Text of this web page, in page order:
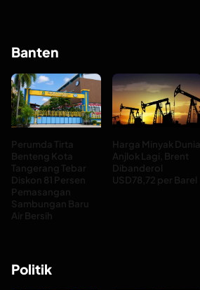
Banten
Perumda Tirta
Benteng Kota
Tangerang Tebar
Diskon 81 Persen
Pemasangan
Sambungan Baru
Air Bersih
Harga Minyak Dunia
Anjlok Lagi, Brent
Dibanderol
USD78,72 per Barel
Politik